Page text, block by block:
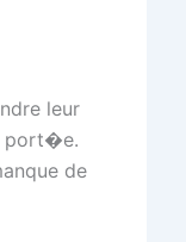
leur
port�e.
de